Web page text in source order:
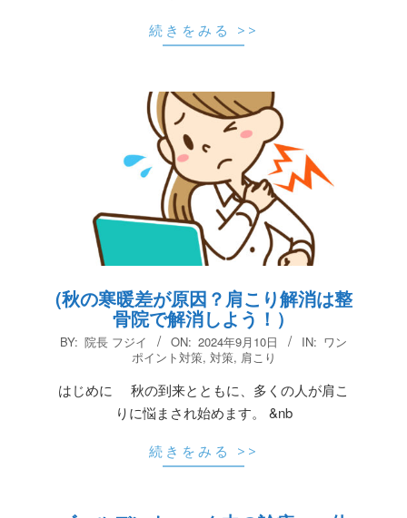
続きをみる >>
(秋の寒暖差が原因？肩こり解消は整
骨院で解消しよう！）
2024-
BY: 院長 フジイ ON: 2024年9月10日 IN: ワン
ポイント対策, 対策, 肩こり
はじめに 秋の到来とともに、多くの人が肩こ
りに悩まされ始めます。 &nb
続きをみる >>